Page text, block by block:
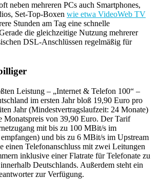
neben mehreren PCs auch Smartphones,
Set-Top-Boxen wie etwa VideoWeb TV
Stunden am Tag eine schnelle
die gleichzeitige Nutzung mehrerer
DSL-Anschlüssen regelmäßig für
Leistung – „Internet & Telefon 100“ –
im ersten Jahr bloß 19,90 Euro pro
Jahr (Mindestvertragslaufzeit: 24 Monate)
Monatspreis von 39,90 Euro. Der Tarif
mit bis zu 100 MBit/s im
und bis zu 6 MBit/s im Upstream
einen Telefonanschluss mit zwei Leitungen
inklusive einer Flatrate für Telefonate zu
Deutschlands. Außerdem steht ein
zur Verfügung.